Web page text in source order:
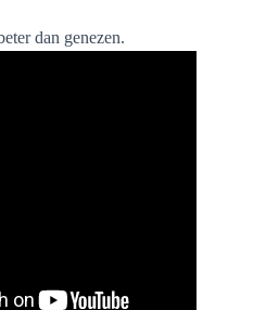
dan genezen.